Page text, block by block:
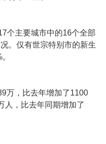
个主要城市中的16个全部
。仅有世宗特别市的新生
万，比去年增加了1100
人，比去年同期增加了